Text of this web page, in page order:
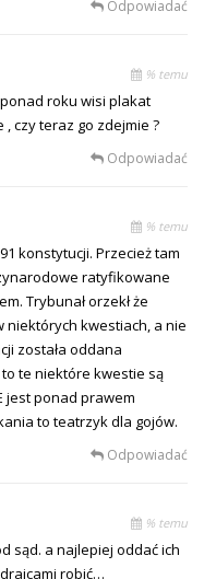
Odpowiadać
% temu
roku wisi plakat
, czy teraz go zdejmie ?
Odpowiadać
% temu
konstytucji. Przecież tam
ratyfikowane
Trybunał orzekł że
niektórych kwestiach, a nie
została oddana
te niektóre kwestie są
jest ponad prawem
to teatrzyk dla gojów.
Odpowiadać
% temu
sąd. a najlepiej oddać ich
robić…